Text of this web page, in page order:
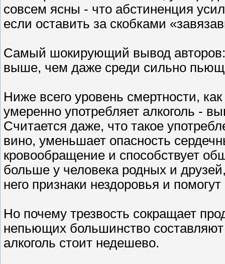
совсем ясны - что абстиненция
если оставить за скобками
Самый шокирующий вывод
выше, чем даже среди сильно
Ниже всего уровень смертности,
умеренно употребляет алкоголь -
Считается даже, что такое
вино, уменьшает опасность
кровообращение и способствует
больше у человека родных и
него признаки нездоровья и
Но почему трезвость сокращает
непьющих большинство
алкоголь стоит недешево.